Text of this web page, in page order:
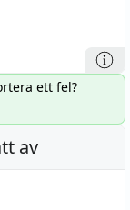
ett fel?
av